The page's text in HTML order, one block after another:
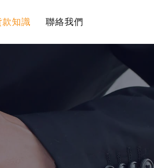
款知識 聯絡我們